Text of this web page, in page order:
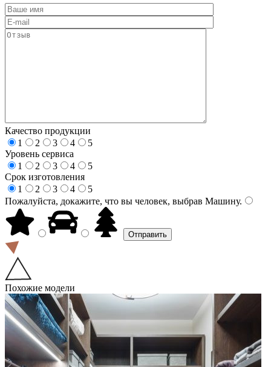
Качество продукции
1
2 3 4
5
Уровень сервиса
1
2 3 4
5
Срок изготовления
1
2 3 4
5
Пожалуйста, докажите, что вы человек, выбрав Машину.
Похожие модели